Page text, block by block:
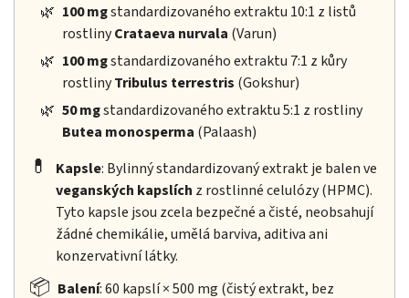
🌿 100 mgstandardizovaného extraktu 10:1 z listů
rostlinyCrataeva nurvala (Varun)
🌿 100 mgstandardizovaného extraktu 7:1 z kůry
rostlinyTribulus terrestris (Gokshur)
🌿 50 mgstandardizovaného extraktu 5:1 z rostliny
Butea monosperma (Palaash)
💊 Kapsle: Bylinný standardizovaný extrakt je balen ve
veganských kapslích z rostlinné celulózy (HPMC).
Tyto kapsle jsou zcela bezpečné a čisté, neobsahují
žádné chemikálie, umělá barviva, aditiva ani
konzervativní látky.
📦 Balení: 60 kapslí × 500 mg (čistý extrakt, bez